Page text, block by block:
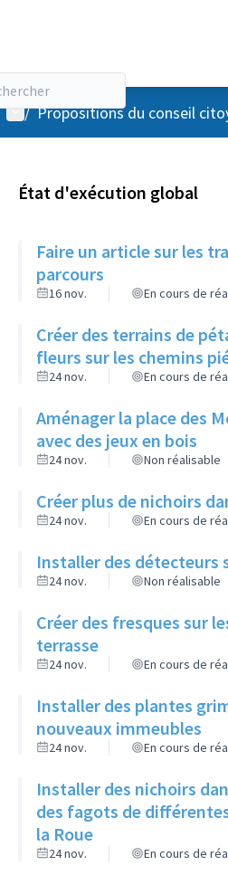
Menu utilisateur
/ Propositions du conseil
État d'exécution global
Faire un article sur les
parcours
16 nov. En cours de
Créer des terrains de
fleurs sur les chemins
24 nov. En cours de
Aménager la place des
avec des jeux en bois
24 nov. Non réalisable
Créer plus de
24 nov. En cours de
Installer des détecteurs
24 nov. Non réalisable
Créer des fresques sur
terrasse
24 nov. En cours de
Installer des plantes
nouveaux immeubles
24 nov. En cours de
Installer des nichoirs
des fagots de
la Roue
24 nov. En cours de